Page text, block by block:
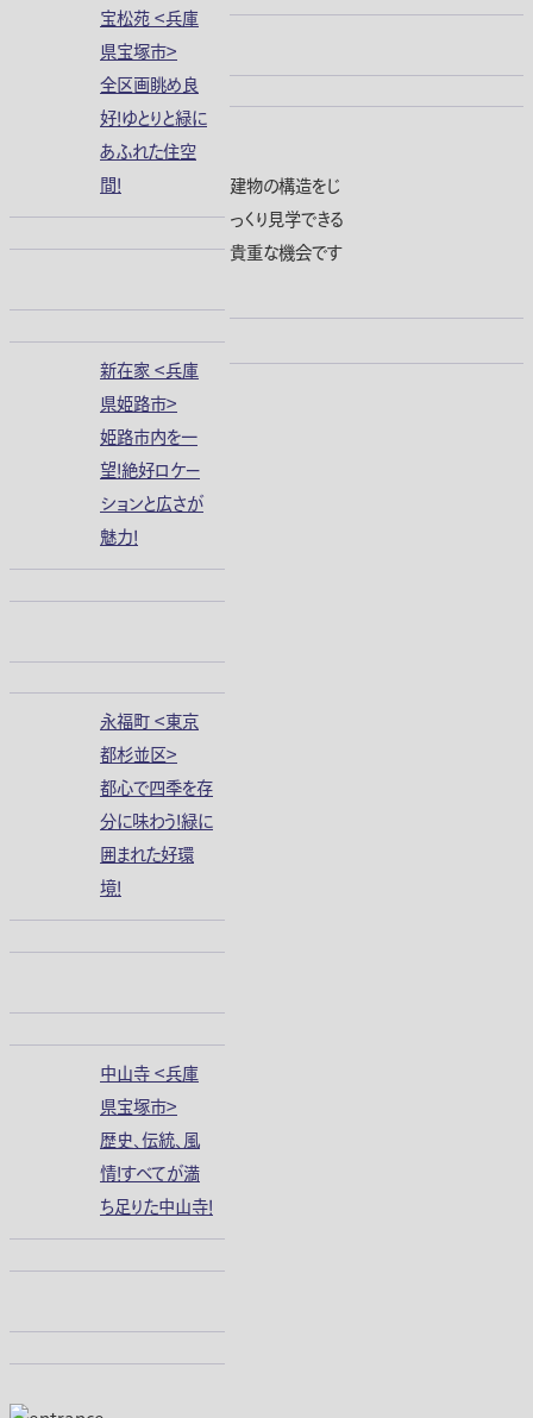
宝松苑 ＜兵庫
県宝塚市＞
全区画眺め良
好！ゆとりと緑に
あふれた住空
間！
新在家 ＜兵庫
県姫路市＞
姫路市内を一
望！絶好ロケー
ションと広さが
魅力！
永福町 ＜東京
都杉並区＞
都心で四季を存
分に味わう！緑に
囲まれた好環
境！
中山寺 ＜兵庫
県宝塚市＞
歴史、伝統、風
情！すべてが満
ち足りた中山寺！
建物の構造をじ
っくり見学できる
貴重な機会です